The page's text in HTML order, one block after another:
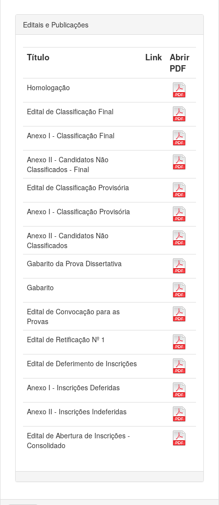
Editais e Publicações
Título Link
Abrir
PDF
Homologação
Edital de Classificação Final
Anexo I - Classificação Final
Anexo II - Candidatos Não
Classificados - Final
Edital de Classificação Provisória
Anexo I - Classificação Provisória
Anexo II - Candidatos Não
Classificados
Gabarito da Prova Dissertativa
Gabarito
Edital de Convocação para as
Provas
Edital de Retificação Nº 1
Edital de Deferimento de Inscrições
Anexo I - Inscrições Deferidas
Anexo II - Inscrições Indeferidas
Edital de Abertura de Inscrições -
Consolidado